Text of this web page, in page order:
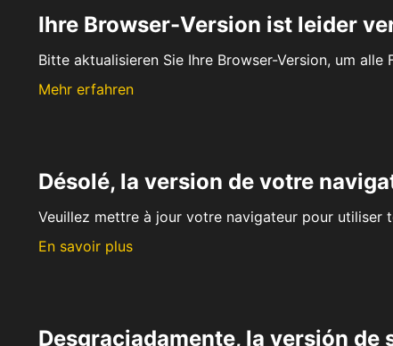
Ihre Browser-Version ist leider
Bitte aktualisieren Sie Ihre Browser-Version, um
Mehr erfahren
Désolé, la version de votre
Veuillez mettre à jour votre navigateur pour
En savoir plus
Desgraciadamente, la versión de